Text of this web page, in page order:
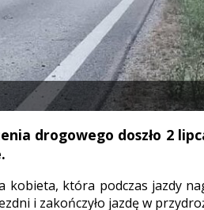
drogowego doszło 2
kobieta, która podczas jazdy
i zakończyło jazdę w